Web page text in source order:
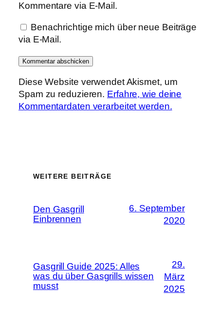
Kommentare via E-Mail.
Benachrichtige mich über neue Beiträge
via E-Mail.
Diese Website verwendet Akismet, um
Spam zu reduzieren. Erfahre, wie deine
Kommentardaten verarbeitet werden.
WEITERE BEITRÄGE
Den Gasgrill
Einbrennen
6. September
2020
Gasgrill Guide 2025: Alles
was du über Gasgrills wissen
musst
29.
März
2025